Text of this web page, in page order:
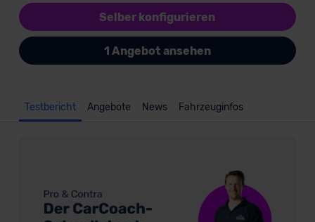
Selber konfigurieren
1 Angebot ansehen
Testbericht Angebote News Fahrzeuginfos